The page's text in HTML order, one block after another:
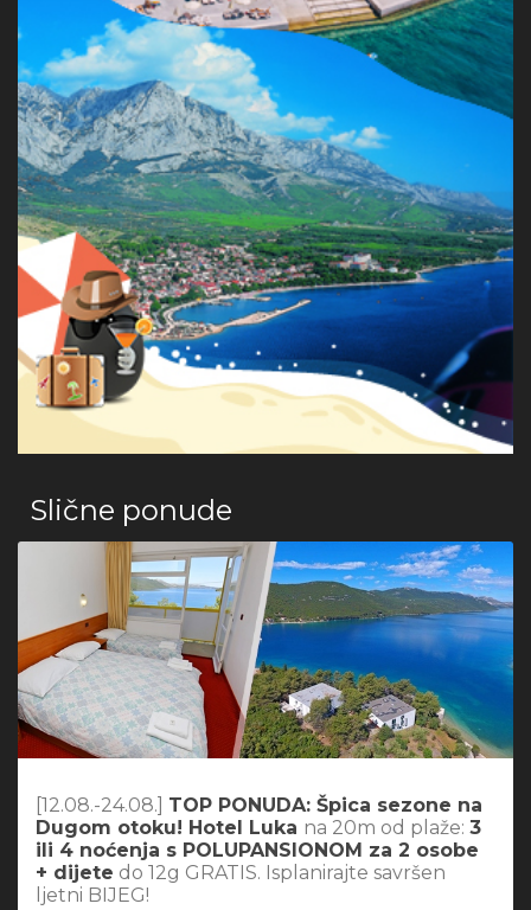
Slične ponude
[12.08.-24.08.] TOP PONUDA: Špica sezone na
Dugom otoku! Hotel Luka na 20m od plaže: 3
ili 4 noćenja s POLUPANSIONOM za 2 osobe
+ dijete do 12g GRATIS. Isplanirajte savršen
ljetni BIJEG!